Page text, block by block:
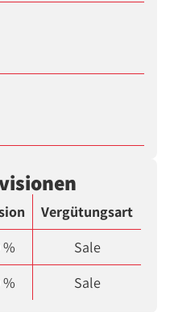
Vergütungsart
%
Sale
% Sale